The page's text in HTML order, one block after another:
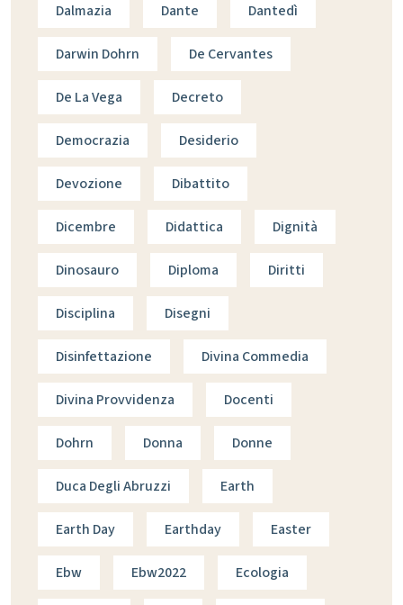
Dalmazia Dante Dantedì
Darwin Dohrn De Cervantes
De La Vega Decreto
Democrazia Desiderio
Devozione Dibattito
Dicembre Didattica Dignità
Dinosauro Diploma Diritti
Disciplina Disegni
Disinfettazione Divina Commedia
Divina Provvidenza Docenti
Dohrn Donna Donne
Duca Degli Abruzzi Earth
Earth Day Earthday Easter
Ebw Ebw2022 Ecologia